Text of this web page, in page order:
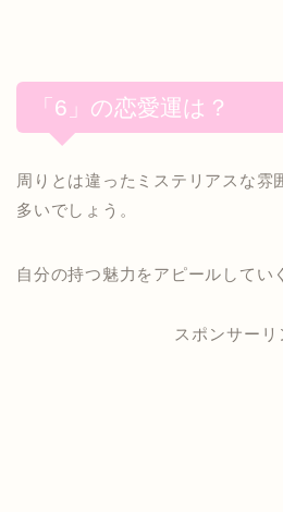
「6」の恋愛運は？
周りとは違ったミステリアスな雰
多いでしょう。
自分の持つ魅力をアピールしてい
スポンサーリ